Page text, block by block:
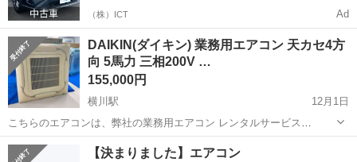
（株）ICT Ad
DAIKIN(ダイキン) 業務用エアコン 天カセ4方
向 5馬力 三相200V …
155,000円
横川駅
12月1日
こちらのエアコンは、弊社の業務用エアコン レンタルサービス
「nextR(ネクストアール)」で貸し出しを行っていた機器です。 レンタ
ルでの使用期間は5年間で定期的にフィルター清掃、室内機洗浄を行っ
広島 横川駅 季節、空調家電
【決まりました】エアコン